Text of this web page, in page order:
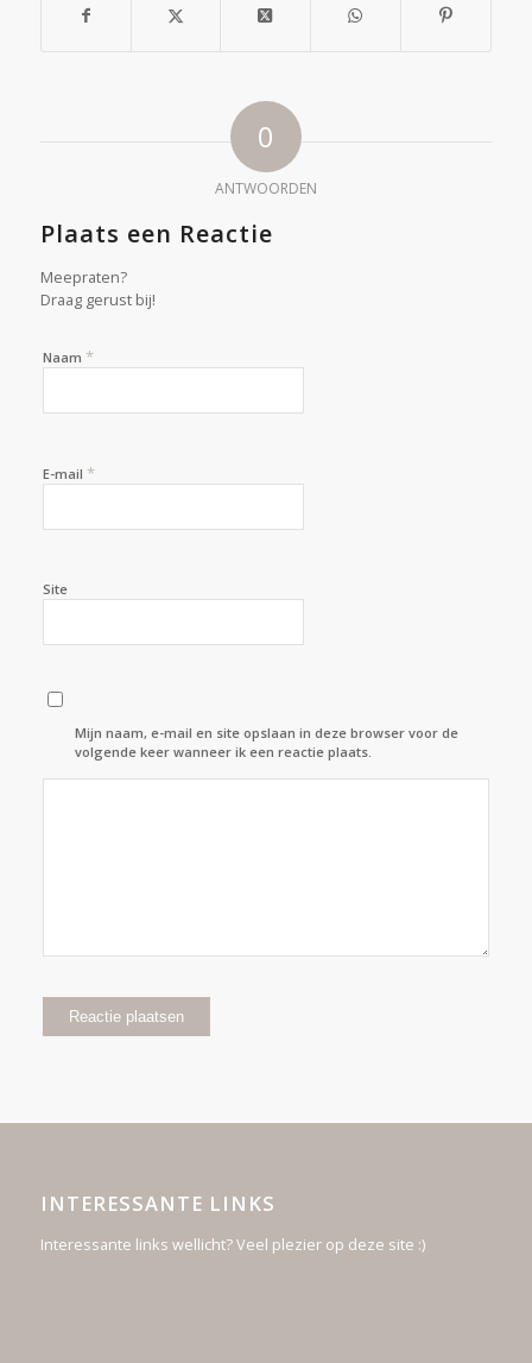
0
ANTWOORDEN
Plaats een Reactie
Meepraten?
Draag gerust bij!
Naam *
E-mail *
Site
Mijn naam, e-mail en site opslaan in deze browser voor de
volgende keer wanneer ik een reactie plaats.
INTERESSANTE LINKS
Interessante links wellicht? Veel plezier op deze site :)